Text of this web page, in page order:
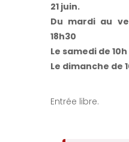
21 juin.
Du mardi au
18h30
Le samedi de 10h
Le dimanche de
Entrée libre.